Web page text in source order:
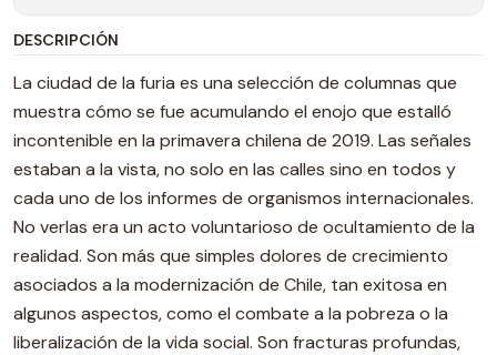
DESCRIPCIÓN
La ciudad de la furia es una selección de columnas que
muestra cómo se fue acumulando el enojo que estalló
incontenible en la primavera chilena de 2019. Las señales
estaban a la vista, no solo en las calles sino en todos y
cada uno de los informes de organismos internacionales.
No verlas era un acto voluntarioso de ocultamiento de la
realidad. Son más que simples dolores de crecimiento
asociados a la modernización de Chile, tan exitosa en
algunos aspectos, como el combate a la pobreza o la
liberalización de la vida social. Son fracturas profundas,